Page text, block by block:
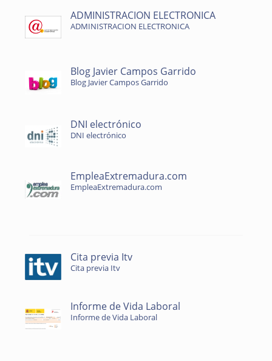
ADMINISTRACION ELECTRONICA
ADMINISTRACION ELECTRONICA
Blog Javier Campos Garrido
Blog Javier Campos Garrido
DNI electrónico
DNI electrónico
EmpleaExtremadura.com
EmpleaExtremadura.com
Cita previa Itv
Cita previa Itv
Informe de Vida Laboral
Informe de Vida Laboral